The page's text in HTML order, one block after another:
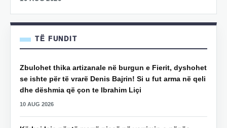
TË FUNDIT
Zbulohet thika artizanale në burgun e Fierit, dyshohet
se ishte për të vrarë Denis Bajrin! Si u fut arma në qeli
dhe dëshmia që çon te Ibrahim Liçi
10 AUG 2026